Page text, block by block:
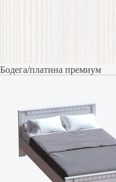
Бодега/платина премиум